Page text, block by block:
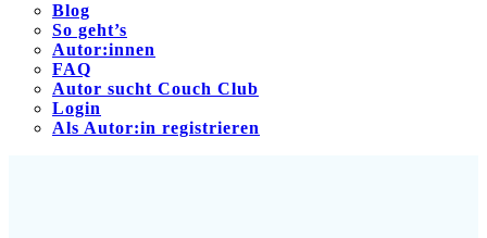
Blog
So geht’s
Autor:innen
FAQ
Autor sucht Couch Club
Login
Als Autor:in registrieren